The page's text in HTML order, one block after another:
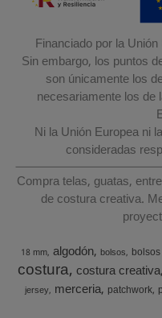
Financiado por la
Sin embargo, los puntos
son únicamente los
necesariamente los de
Ni la Unión Europea ni
consideradas
Compra telas, guatas,
de costura creativa.
18 mm algodón bolsos
costura costura creativa
jersey merceria patchwork